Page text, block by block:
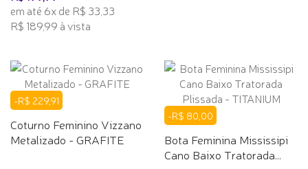
em até 6x de R$ 33,33
R$ 189,99 à vista
-R$ 229,91
Coturno Feminino Vizzano
Metalizado - GRAFITE
-R$ 80,00
Bota Feminina Mississipi
Cano Baixo Tratorada...